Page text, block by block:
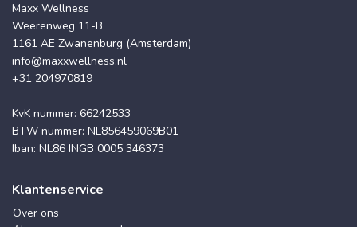
Maxx Wellness
Weerenweg 11-B
1161 AE Zwanenburg (Amsterdam)
info@maxxwellness.nl
+31 204970819
KvK nummer: 66242533
BTW nummer: NL856459069B01
Iban: NL86 INGB 0005 346373
Klantenservice
Over ons